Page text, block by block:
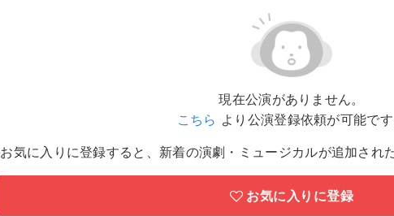
現在公演がありません。
こちら より公演登録依頼が可能です
お気に入りに登録すると、新着の演劇・ミュージカルが追加され
お気に入りに登録